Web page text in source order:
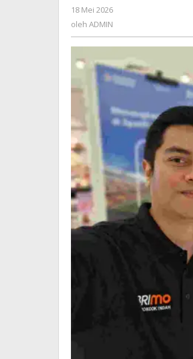
18 Mei 2026
oleh ADMIN